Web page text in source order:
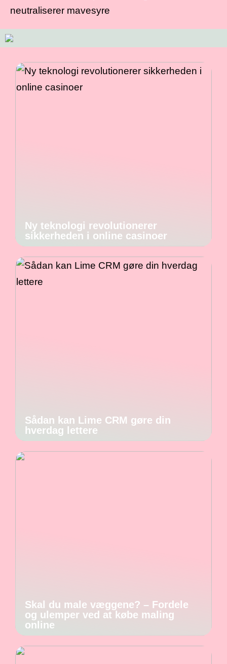
neutraliserer mavesyre
Ny teknologi revolutionerer
sikkerheden i online casinoer
Sådan kan Lime CRM gøre din
hverdag lettere
Skal du male væggene? – Fordele
og ulemper ved at købe maling
online